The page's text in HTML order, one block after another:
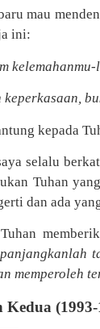
mau
ini:
keperkasaan,
kepada
selalu
Tuhan
dan ada
memperoleh